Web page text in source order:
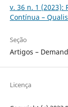
v. 36 n. 1 (2023):
Contínua –
Seção
Artigos –
Licença